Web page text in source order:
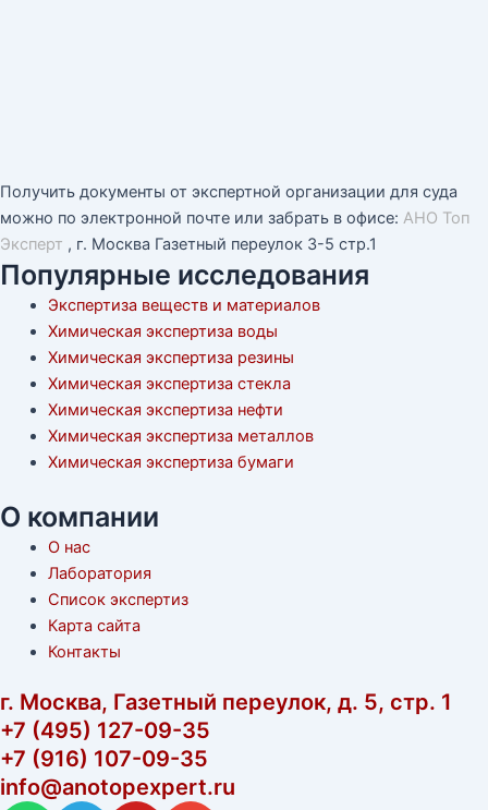
Получить документы от экспертной организации для суда
можно по электронной почте или забрать в офисе: АНО Топ
Эксперт , г. Москва Газетный переулок 3-5 стр.1
Популярные исследования
Экспертиза веществ и материалов
Химическая экспертиза воды
Химическая экспертиза резины
Химическая экспертиза стекла
Химическая экспертиза нефти
Химическая экспертиза металлов
Химическая экспертиза бумаги
О компании
О нас
Лаборатория
Список экспертиз
Карта сайта
Контакты
г. Москва, Газетный переулок, д. 5, стр. 1
+7 (495) 127-09-35
+7 (916) 107-09-35
info@anotopexpert.ru